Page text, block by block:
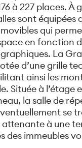
à 227 places. À
sont équipées
qui
en fonction
La
d’une grille
ainsi les
Située à l’étage
la salle de
se
attenante à une
des immeubles